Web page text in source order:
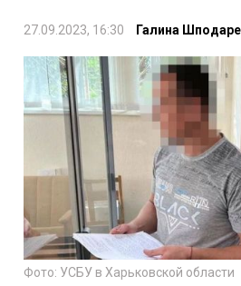
27.09.2023, 16:30 Галина
Фото: УСБУ в Харьковской области